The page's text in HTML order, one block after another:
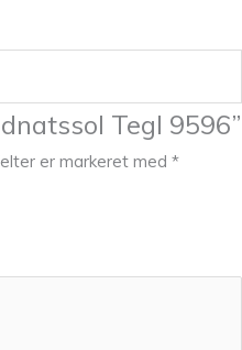
Tegl 9596”
er markeret med *